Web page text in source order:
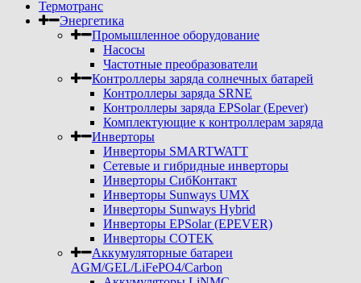
Термотранс
Энергетика
Промышленное оборудование
Насосы
Частотные преобразователи
Контроллеры заряда солнечных батарей
Контроллеры заряда SRNE
Контроллеры заряда EPSolar (Epever)
Комплектующие к контроллерам заряда
Инверторы
Инверторы SMARTWATT
Сетевые и гибридные инверторы
Инверторы СибКонтакт
Инверторы Sunways UMX
Инверторы Sunways Hybrid
Инверторы EPSolar (EPEVER)
Инверторы COTEK
Аккумуляторные батареи
AGM/GEL/LiFePO4/Carbon